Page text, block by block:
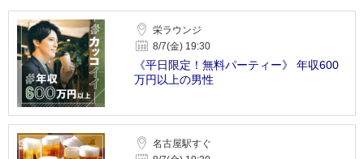
栄ラウンジ
8/7(金) 19:30
《平日限定！無料パーティー》 年収600
万円以上の男性
名古屋駅すぐ